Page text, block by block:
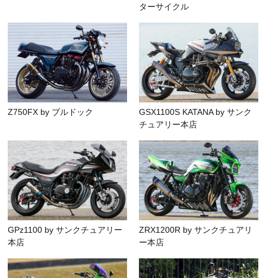
ターサイクル
Z750FX by ブルドック
GSX1100S KATANA by サンク
チュアリー本店
GPz1100 by サンクチュアリー
本店
ZRX1200R by サンクチュアリ
ー本店